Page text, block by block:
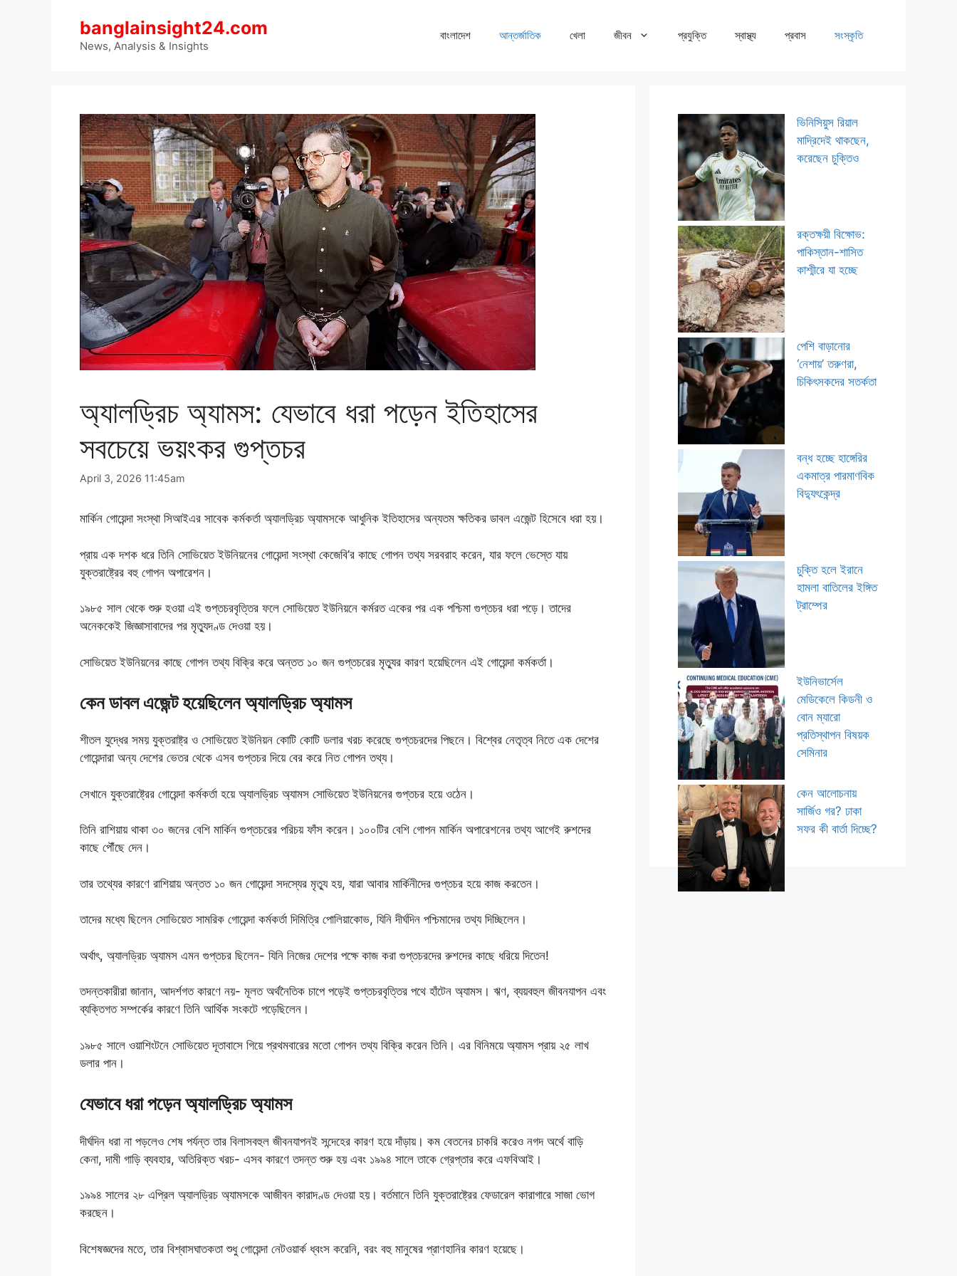
banglainsight24.com
News, Analysis & Insights
বাংলাদেশ আন্তর্জাতিক খেলা জীবন প্রযুক্তি স্বাস্থ্য প্রবাস সংস্কৃতি
অ্যালড্রিচ অ্যামস: যেভাবে ধরা পড়েন ইতিহাসের
সবচেয়ে ভয়ংকর গুপ্তচর
April 3, 2026 11:45am
মার্কিন গোয়েন্দা সংস্থা সিআইএর সাবেক কর্মকর্তা অ্যালড্রিচ অ্যামসকে আধুনিক ইতিহাসের অন্যতম ক্ষতিকর ডাবল এজেন্ট হিসেবে ধরা হয়।
প্রায় এক দশক ধরে তিনি সোভিয়েত ইউনিয়নের গোয়েন্দা সংস্থা কেজেবি’র কাছে গোপন তথ্য সরবরাহ করেন, যার ফলে ভেস্তে যায়
যুক্তরাষ্ট্রের বহু গোপন অপারেশন।
১৯৮৫ সাল থেকে শুরু হওয়া এই গুপ্তচরবৃত্তির ফলে সোভিয়েত ইউনিয়নে কর্মরত একের পর এক পশ্চিমা গুপ্তচর ধরা পড়ে। তাদের
অনেককেই জিজ্ঞাসাবাদের পর মৃত্যুদণ্ড দেওয়া হয়।
সোভিয়েত ইউনিয়নের কাছে গোপন তথ্য বিক্রি করে অন্তত ১০ জন গুপ্তচরের মৃত্যুর কারণ হয়েছিলেন এই গোয়েন্দা কর্মকর্তা।
কেন ডাবল এজেন্ট হয়েছিলেন অ্যালড্রিচ অ্যামস
শীতল যুদ্ধের সময় যুক্তরাষ্ট্র ও সোভিয়েত ইউনিয়ন কোটি কোটি ডলার খরচ করেছে গুপ্তচরদের পিছনে। বিশ্বের নেতৃত্ব নিতে এক দেশের
গোয়েন্দারা অন্য দেশের ভেতর থেকে এসব গুপ্তচর দিয়ে বের করে নিত গোপন তথ্য।
সেখানে যুক্তরাষ্ট্রের গোয়েন্দা কর্মকর্তা হয়ে অ্যালড্রিচ অ্যামস সোভিয়েত ইউনিয়নের গুপ্তচর হয়ে ওঠেন।
তিনি রাশিয়ায় থাকা ৩০ জনের বেশি মার্কিন গুপ্তচরের পরিচয় ফাঁস করেন। ১০০টির বেশি গোপন মার্কিন অপারেশনের তথ্য আগেই রুশদের
কাছে পৌঁছে দেন।
তার তথ্যের কারণে রাশিয়ায় অন্তত ১০ জন গোয়েন্দা সদস্যের মৃত্যু হয়, যারা আবার মার্কিনীদের গুপ্তচর হয়ে কাজ করতেন।
তাদের মধ্যে ছিলেন সোভিয়েত সামরিক গোয়েন্দা কর্মকর্তা দিমিত্রি পোলিয়াকোভ, যিনি দীর্ঘদিন পশ্চিমাদের তথ্য দিচ্ছিলেন।
অর্থাৎ, অ্যালড্রিচ অ্যামস এমন গুপ্তচর ছিলেন- যিনি নিজের দেশের পক্ষে কাজ করা গুপ্তচরদের রুশদের কাছে ধরিয়ে দিতেন!
তদন্তকারীরা জানান, আদর্শগত কারণে নয়- মূলত অর্থনৈতিক চাপে পড়েই গুপ্তচরবৃত্তির পথে হাঁটেন অ্যামস। ঋণ, ব্যয়বহুল জীবনযাপন এবং
ব্যক্তিগত সম্পর্কের কারণে তিনি আর্থিক সংকটে পড়েছিলেন।
১৯৮৫ সালে ওয়াশিংটনে সোভিয়েত দূতাবাসে গিয়ে প্রথমবারের মতো গোপন তথ্য বিক্রি করেন তিনি। এর বিনিময়ে অ্যামস প্রায় ২৫ লাখ
ডলার পান।
যেভাবে ধরা পড়েন অ্যালড্রিচ অ্যামস
দীর্ঘদিন ধরা না পড়লেও শেষ পর্যন্ত তার বিলাসবহুল জীবনযাপনই সন্দেহের কারণ হয়ে দাঁড়ায়। কম বেতনের চাকরি করেও নগদ অর্থে বাড়ি
কেনা, দামী গাড়ি ব্যবহার, অতিরিক্ত খরচ- এসব কারণে তদন্ত শুরু হয় এবং ১৯৯৪ সালে তাকে গ্রেপ্তার করে এফবিআই।
১৯৯৪ সালের ২৮ এপ্রিল অ্যালড্রিচ অ্যামসকে আজীবন কারাদণ্ড দেওয়া হয়। বর্তমানে তিনি যুক্তরাষ্ট্রের ফেডারেল কারাগারে সাজা ভোগ
করছেন।
বিশেষজ্ঞদের মতে, তার বিশ্বাসঘাতকতা শুধু গোয়েন্দা নেটওয়ার্ক ধ্বংস করেনি, বরং বহু মানুষের প্রাণহানির কারণ হয়েছে।
ভিনিসিয়ুস রিয়াল
মাদ্রিদেই থাকছেন,
করেছেন চুক্তিও
রক্তক্ষয়ী বিক্ষোভ:
পাকিস্তান-শাসিত
কাশ্মীরে যা হচ্ছে
পেশি বাড়ানোর
‘নেশায়’ তরুণরা,
চিকিৎসকদের সতর্কতা
বন্ধ হচ্ছে হাঙ্গেরির
একমাত্র পারমাণবিক
বিদ্যুৎকেন্দ্র
চুক্তি হলে ইরানে
হামলা বাতিলের ইঙ্গিত
ট্রাম্পের
ইউনিভার্সেল
মেডিকেলে কিডনী ও
বোন ম্যারো
প্রতিস্থাপন বিষয়ক
সেমিনার
কেন আলোচনায়
সার্জিও গর? ঢাকা
সফর কী বার্তা দিচ্ছে?